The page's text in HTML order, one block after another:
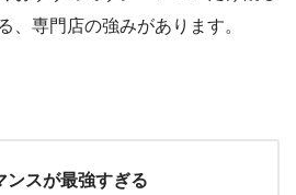
、専門店の強みがあります。
ンスが最強すぎる